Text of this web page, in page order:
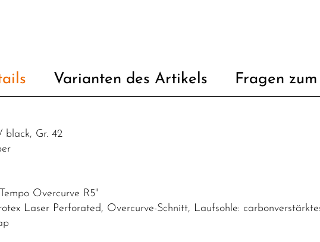
Varianten des Artikels Fragen
black, Gr. 42
Overcurve R5"
Laser Perforated, Overcurve-Schnitt, Laufsohle: